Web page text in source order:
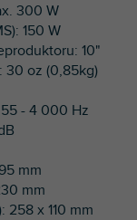
300 W
150 W
10"
30 oz (0,85kg)
- 4 000 Hz
mm
mm
258 x 110 mm